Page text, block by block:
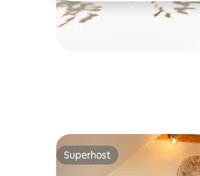
Superhost
Superhost